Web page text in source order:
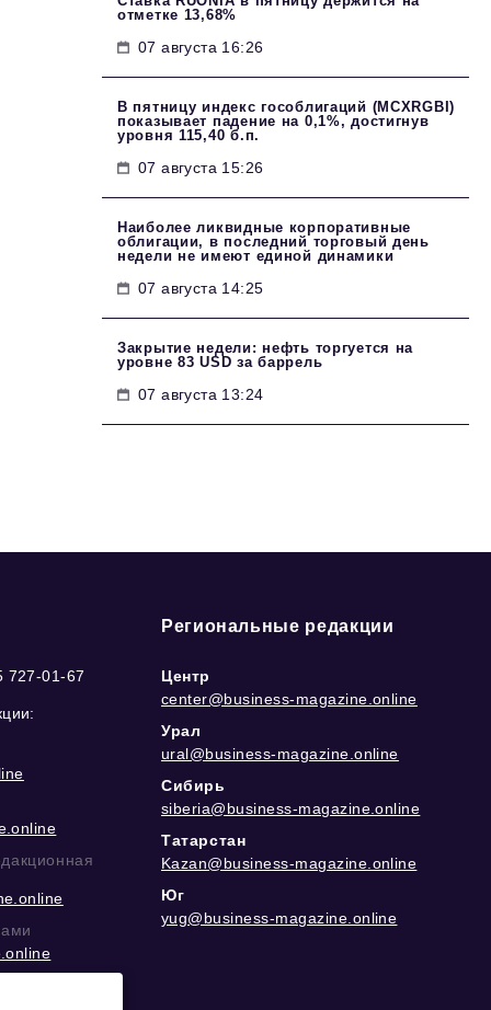
отметке 13,68%
07 августа 16:26
В пятницу индекс гособлигаций (MCXRGBI)
показывает падение на 0,1%, достигнув
уровня 115,40 б.п.
07 августа 15:26
Наиболее ликвидные корпоративные
облигации, в последний торговый день
недели не имеют единой динамики
07 августа 14:25
Закрытие недели: нефть торгуется на
уровне 83 USD за баррель
07 августа 13:24
727-01-67
Региональные редакции
Центр
center@business-magazine.online
Урал
ural@business-magazine.online
Сибирь
siberia@business-magazine.online
Татарстан
Kazan@business-magazine.online
Юг
yug@business-magazine.online